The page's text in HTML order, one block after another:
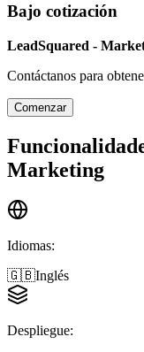
Bajo cotización
LeadSquared -
Contáctanos para
Comenzar
Marketing
Idiomas:
🇬🇧Inglés
Despliegue: